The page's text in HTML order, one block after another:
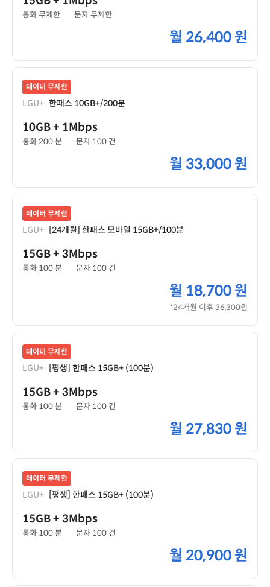
통화 무제한 문자 무제한
월 26,400 원
데이터 무제한
LGU+ 한패스 10GB+/200분
10GB+ 1Mbps
통화 200 분 문자 100 건
월 33,000 원
데이터 무제한
LGU+ [24개월] 한패스 모바일 15GB+/100분
15GB+ 3Mbps
통화 100 분 문자 100 건
월 18,700 원
*24개월 이후 36,300원
데이터 무제한
LGU+ [평생] 한패스 15GB+ (100분)
15GB+ 3Mbps
통화 100 분 문자 100 건
월 27,830 원
데이터 무제한
LGU+ [평생] 한패스 15GB+ (100분)
15GB+ 3Mbps
통화 100 분 문자 100 건
월 20,900 원